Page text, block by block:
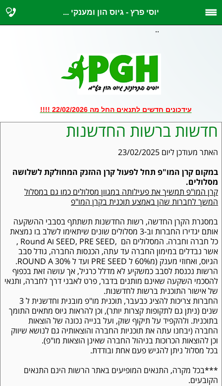
יוסי פרץ - גיוס הון ומענקי ...
..
עידכונים חדשים לתנאים החל מה 22/02/2026 !!!!
האתר מעודכן ליום 23/02/2025
במקום קרן המו"פ תחל לפעול קרן ההזנק המחולקת לשלושה
מסלולים.
קרן המו"פ תמשיך את פעילותה במגוון מסלולים כמו גם במסלול
המשך לחברות שהן באמצע תוכנית בקרן המו"פ
במסגרת הקרן החדשה, רשות החדשנות תשתתף בסבבי ההשקעה
אותם יגדירו החברות וב-3 מסלולים שונים שיתאימו לשלב בו נמצאת
כל חברה וחברה. המסלולים הם SEED, PRE SEED,וRound A
,
אשר נבדלים במימון החברה עד עתה, הכנסות החברה, גודל סבב
הגיוס, ואחוזי מענק (מ60% ל
PRE SEED ועד ל 30% ROUND A
.
הרשות נכנסת לסבב כמשקיע לא מדלל כרגיל, אך עושה זאת בכפוף
להסכמי השקעה שאינם מותנים בדבר, פרט לאבני דרך לחברה, ותנאי
של אישור התוכנית ברשות לחדשנות.
החברות צריכות להציג כבעבר, תוכנית מו"פ מובנית וחדשנית ל 3
שנים (ניתן גם לתקופות קצרות יותר), וכן להראות גיוס מתאים התומך
בתוכנית. ולהקפיד על תיקוף שוק, ועל בנייה נכונה של הוצאות
החברה (יבחנו עתה את תוכניות החברה והוצאותיה גם לנושא שיווק
וכן להוצאות הכרוכות בניהול החברה שאינן הוצאות מו"פ).
בכל מסלול ניתן להגיש פעם אחת ובודדת.
***בכל מקרה, התנאים המופיעים באתר הרשות הינם התנאים
הקובעים.
חדשות ברשות החדשנות